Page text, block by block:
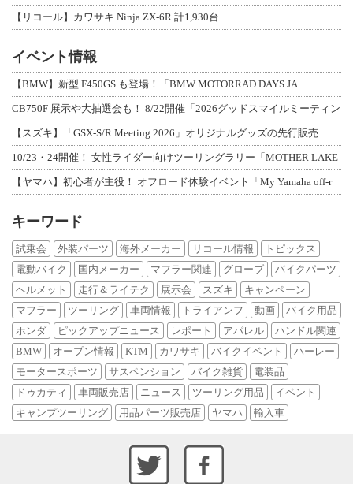
【リコール】カワサキ Ninja ZX-6R 計1,930台
イベント情報
【BMW】新型 F450GS も登場！「BMW MOTORRAD DAYS JA
CB750F 展示や大抽選会も！ 8/22開催「2026グッドスマイルミーティン
【スズキ】「GSX-S/R Meeting 2026」オリジナルグッズの先行販売
10/23・24開催！ 女性ライダー向けツーリングラリー「MOTHER LAKE
【ヤマハ】初心者が主役！ オフロード体験イベント「My Yamaha off-r
キーワード
試乗会 外装パーツ 海外メーカー リコール情報
トピックス
電動バイク
国内メーカー マフラー関連 グローブ
バイクパーツ
ヘルメット
走行＆ライテク 展示会 スズキ
キャンペーン
マフラー
ツーリング 車両情報 トライアンフ 動画
バイク用品
ホンダ
ピックアップニュース レポート アパレル
ハンドル関連
BMW
オープン情報 KTM カワサキ バイクイベント
ハーレー
モータースポーツ
サスペンション バイク雑貨
電装品
ドゥカティ
車両販売店 ニュース ツーリング用品
イベント
キャンプツーリング
用品パーツ販売店 ヤマハ 輸入車